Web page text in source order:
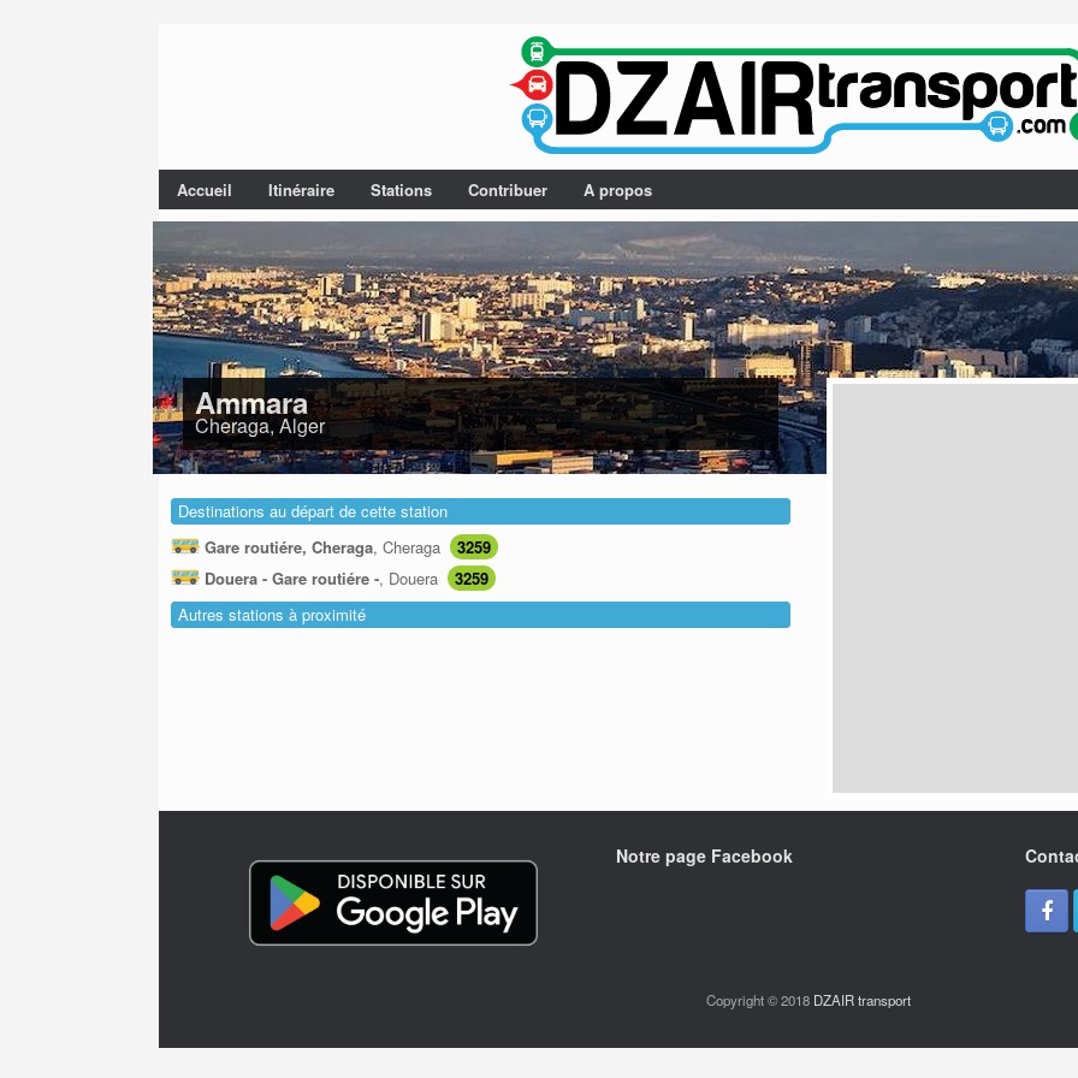
Accueil Itinéraire Stations Contribuer A propos
Ammara
Cheraga, Alger
Destinations au départ de cette station
Gare routiére, Cheraga, Cheraga
3259
Douera - Gare routiére -, Douera
3259
Autres stations à proximité
Notre page Facebook
Copyright © 2018 DZAIR transport